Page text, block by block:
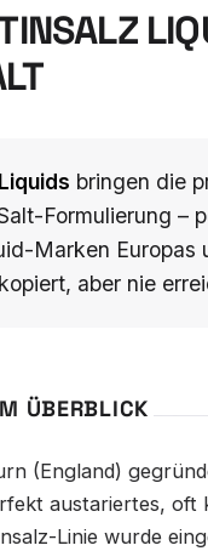
bringen die
Formulierung –
Marken Europas
aber nie
ÜBERBLICK
(England)
austariertes,
Linie wurde